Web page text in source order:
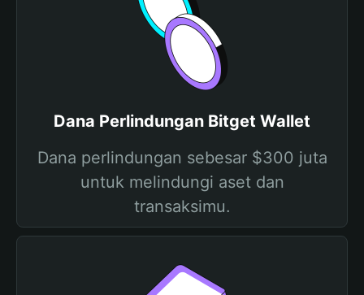
Dana Perlindungan Bitget Wallet
Dana perlindungan sebesar $300 juta
untuk melindungi aset dan
transaksimu.